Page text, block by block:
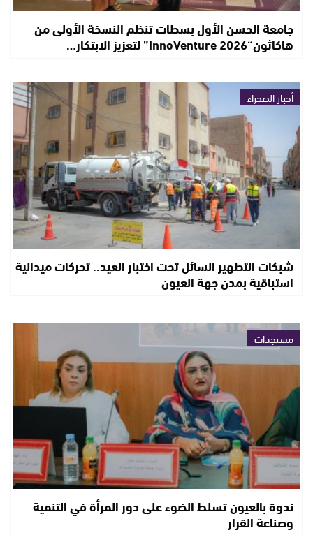
جامعة الحسن الأول بسطات تنظم النسخة الأولى من
هاكاثون“InnoVenture 2026” لتعزيز الابتكار…
أخبار الصحراء
شبكات التطهير السائل تحت اختبار العيد.. تحركات ميدانية
استباقية بمدن جهة العيون
مستجدات
ندوة بالعيون تسلط الضوء على دور المرأة في التنمية
وصناعة القرار